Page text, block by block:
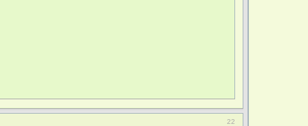
22